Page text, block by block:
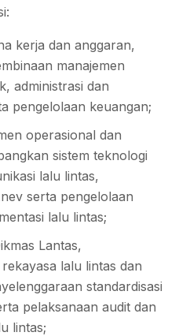
kerja dan anggaran,
manajemen
administrasi dan
pengelolaan keuangan;
operasional dan
sistem teknologi
lalu lintas,
serta pengelolaan
lalu lintas;
Lantas,
lalu lintas dan
standardisasi
pelaksanaan audit dan
lintas;